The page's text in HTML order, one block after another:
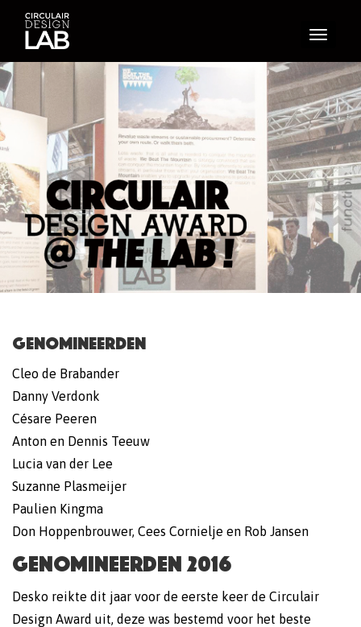
Toggle
Genomineerden
Cleo de Brabander
Danny Verdonk
Césare Peeren
Anton en Dennis Teeuw
Lucia van der Lee
Suzanne Plasmeijer
Paulien Kingma
Don Hoppenbrouwer, Cees Cornielje en Rob Jansen
Genomineerden 2016
Desko reikte dit jaar voor de eerste keer de Circulair
Design Award uit, deze was bestemd voor het beste